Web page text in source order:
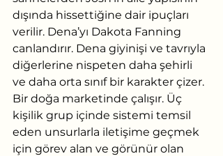
dışında hissettiğine dair ipuçları
verilir. Dena’yı Dakota Fanning
canlandırır. Dena giyinişi ve tavrıyla
diğerlerine nispeten daha şehirli
ve daha orta sınıf bir karakter çizer.
Bir doğa marketinde çalışır. Üç
kişilik grup içinde sistemi temsil
eden unsurlarla iletişime geçmek
için görev alan ve görünür olan